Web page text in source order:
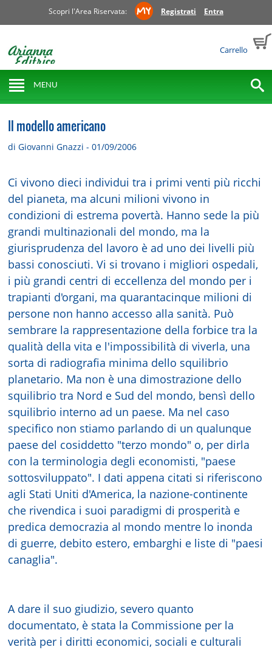
Scopri l'Area Riservata: Registrati Entra
Carrello
MENU
Il modello americano
di Giovanni Gnazzi - 01/09/2006
Ci vivono dieci individui tra i primi venti più ricchi
del pianeta, ma alcuni milioni vivono in
condizioni di estrema povertà. Hanno sede la più
grandi multinazionali del mondo, ma la
giurisprudenza del lavoro è ad uno dei livelli più
bassi conosciuti. Vi si trovano i migliori ospedali,
i più grandi centri di eccellenza del mondo per i
trapianti d'organi, ma quarantacinque milioni di
persone non hanno accesso alla sanità. Può
sembrare la rappresentazione della forbice tra la
qualità della vita e l'impossibilità di viverla, una
sorta di radiografia minima dello squilibrio
planetario. Ma non è una dimostrazione dello
squilibrio tra Nord e Sud del mondo, bensì dello
squilibrio interno ad un paese. Ma nel caso
specifico non stiamo parlando di un qualunque
paese del cosiddetto "terzo mondo" o, per dirla
con la terminologia degli economisti, "paese
sottosviluppato". I dati appena citati si riferiscono
agli Stati Uniti d'America, la nazione-continente
che rivendica i suoi paradigmi di prosperità e
predica democrazia al mondo mentre lo inonda
di guerre, debito estero, embarghi e liste di "paesi
canaglia".
A dare il suo giudizio, severo quanto
documentato, è stata la Commissione per la
verità per i diritti economici, sociali e culturali